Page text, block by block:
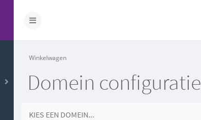
Winkelwagen
Domein configuratie
KIES EEN DOMEIN...